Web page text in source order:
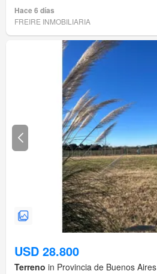
Hace 6 días
FREIRE INMOBILIARIA
USD 28.800
Terreno in Provincia de Buenos Aires